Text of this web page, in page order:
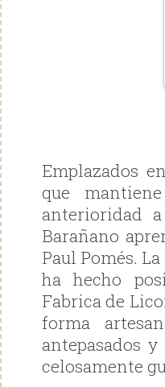
Emplazados
que
anterioridad
Barañano
Paul Pomés.
ha hecho
Fabrica de
forma
antepasados
celosamente